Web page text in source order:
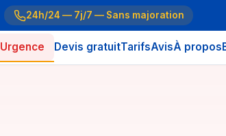
24h/24 — 7j/7 — Sans majoration
Urgence Devis gratuitTarifsAvisÀ propos